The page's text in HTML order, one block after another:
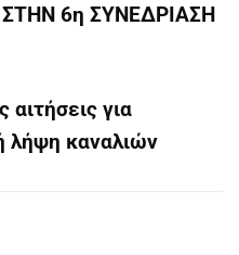
6η ΣΥΝΕΔΡΙΑΣΗ
αιτήσεις για
λήψη καναλιών